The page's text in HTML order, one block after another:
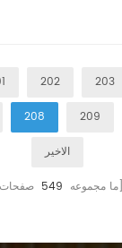
202 203
208 209
الاخير
[ ما مجموعه 549 صفحات]